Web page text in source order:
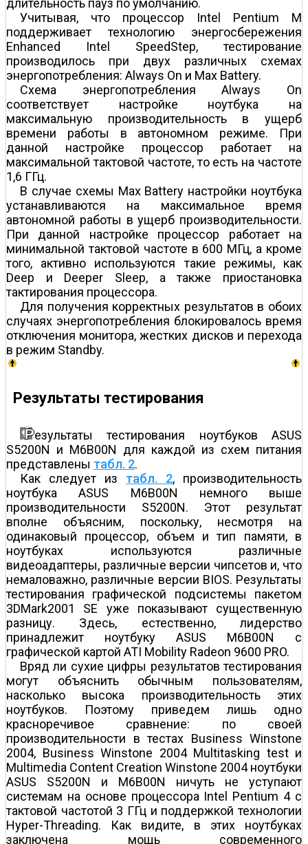
длительность пауз по умолчанию.
Учитывая, что процессор Intel Pentium M
поддерживает технологию энергосбережения
Enhanced Intel SpeedStep, тестирование
производилось при двух различных схемах
энергопотребления: Always On и Max Battery.
Схема энергопотребления Always On
соответствует настройке ноутбука на
максимальную производительность в ущерб
времени работы в автономном режиме. При
данной настройке процессор работает на
максимальной тактовой частоте, то есть на частоте
1,6 ГГц.
В случае схемы Max Battery настройки ноутбука
устанавливаются на максимальное время
автономной работы в ущерб производительности.
При данной настройке процессор работает на
минимальной тактовой частоте в 600 МГц, а кроме
того, активно используются такие режимы, как
Deep и Deeper Sleep, а также приостановка
тактирования процессора.
Для получения корректных результатов в обоих
случаях энергопотребления блокировалось время
отключения монитора, жестких дисков и перехода
в режим Standby.
Результаты тестирования
езультаты тестирования ноутбуков ASUS
S5200N и M6B00N для каждой из схем питания
представлены табл. 2.
Как следует из табл. 2, производительность
ноутбука ASUS M6B00N немного выше
производительности S5200N. Этот результат
вполне объясним, поскольку, несмотря на
одинаковый процессор, объем и тип памяти, в
ноутбуках используются различные
видеоадаптеры, различные версии чипсетов и, что
немаловажно, различные версии BIOS. Результаты
тестирования графической подсистемы пакетом
3DMark2001 SE уже показывают существенную
разницу. Здесь, естественно, лидерство
принадлежит ноутбуку ASUS M6B00N с
графической картой ATI Mobility Radeon 9600 PRO.
Вряд ли сухие цифры результатов тестирования
могут объяснить обычным пользователям,
насколько высока производительность этих
ноутбуков. Поэтому приведем лишь одно
красноречивое сравнение: по своей
производительности в тестах Business Winstone
2004, Business Winstone 2004 Multitasking test и
Multimedia Content Creation Winstone 2004 ноутбуки
ASUS S5200N и M6B00N ничуть не уступают
системам на основе процессора Intel Pentium 4 c
тактовой частотой 3 ГГц и поддержкой технологии
Hyper-Threading. Как видите, в этих ноутбуках
заключена мощь современного